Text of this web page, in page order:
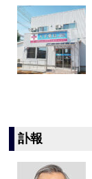
訃報